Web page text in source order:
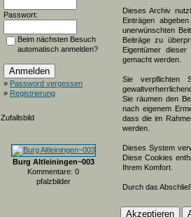
Passwort:
Beim nächsten Besuch
automatisch anmelden?
» Password vergessen
» Registrierung
Zufallsbild
Burg Altleiningen~003
Kommentare: 0
pfalzbilder
Dieses Archiv
Einträgen
unerwünschten
Beiträge zu
Eigentümer
gemacht werden.
Sie verpflichten
Sie räumen den
nach eigenem
dass die im
werden.
Dieses System
Diese Cookies
Ihrem Komfort.
Durch das